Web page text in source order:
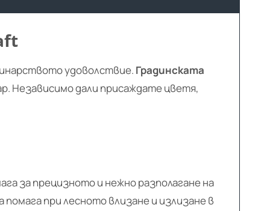
удоволствие. Градинската
Независимо дали присаждате цветя,
за прецизното и нежно разполагане на
при лесното влизане и излизане в